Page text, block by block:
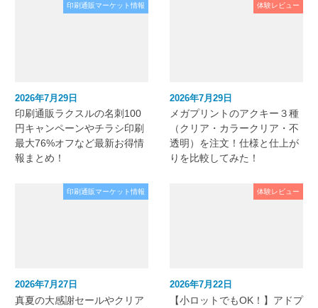
印刷通販マーケット情報
2026年7月29日
印刷通販ラクスルの名刺100
円キャンペーンやチラシ印刷
最大76%オフなど最新お得情
報まとめ！
体験レビュー
2026年7月29日
メガプリントのアクキー３種
（クリア・カラークリア・不
透明）を注文！仕様と仕上が
りを比較してみた！
印刷通販マーケット情報
2026年7月27日
真夏の大感謝セールやクリア
体験レビュー
2026年7月22日
【小ロットでもOK！】アドプ